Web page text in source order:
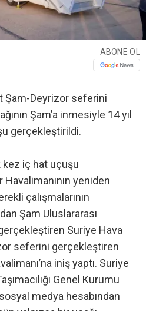
ABONE OL
Şam-Deyrizor seferini
Şam’a inmesiyle 14 yıl
gerçekleştirildi.
kez iç hat uçuşu
yeniden
çalışmalarının
Şam Uluslararası
Suriye Hava
seferini gerçekleştiren
iniş yaptı. Suriye
Genel Kurumu
medya hesabından